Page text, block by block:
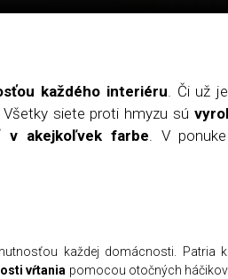
každého interiéru. Či už
Všetky siete proti hmyzu sú
v akejkoľvek farbe. V
každej domácnosti. Patria
vŕtania pomocou otočných